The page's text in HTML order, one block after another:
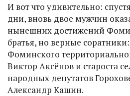
И вот что удивительно:
дни, вновь двое мужчин
нынешних достижений
братья, но верные
Фоминского
Виктор Аксёнов и староста
народных депутатов
Александр Кашин.